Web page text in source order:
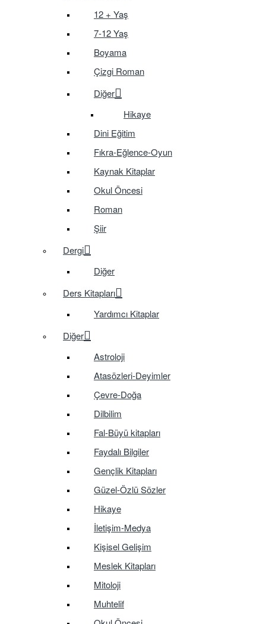
12 + Yaş
7-12 Yaş
Boyama
Çizgi Roman
Diğer
Hikaye
Dini Eğitim
Fıkra-Eğlence-Oyun
Kaynak Kitaplar
Okul Öncesi
Roman
Şiir
Dergi
Diğer
Ders Kitapları
Yardımcı Kitaplar
Diğer
Astroloji
Atasözleri-Deyimler
Çevre-Doğa
Dilbilim
Fal-Büyü kitapları
Faydalı Bilgiler
Gençlik Kitapları
Güzel-Özlü Sözler
Hikaye
İletişim-Medya
Kişisel Gelişim
Meslek Kitapları
Mitoloji
Muhtelif